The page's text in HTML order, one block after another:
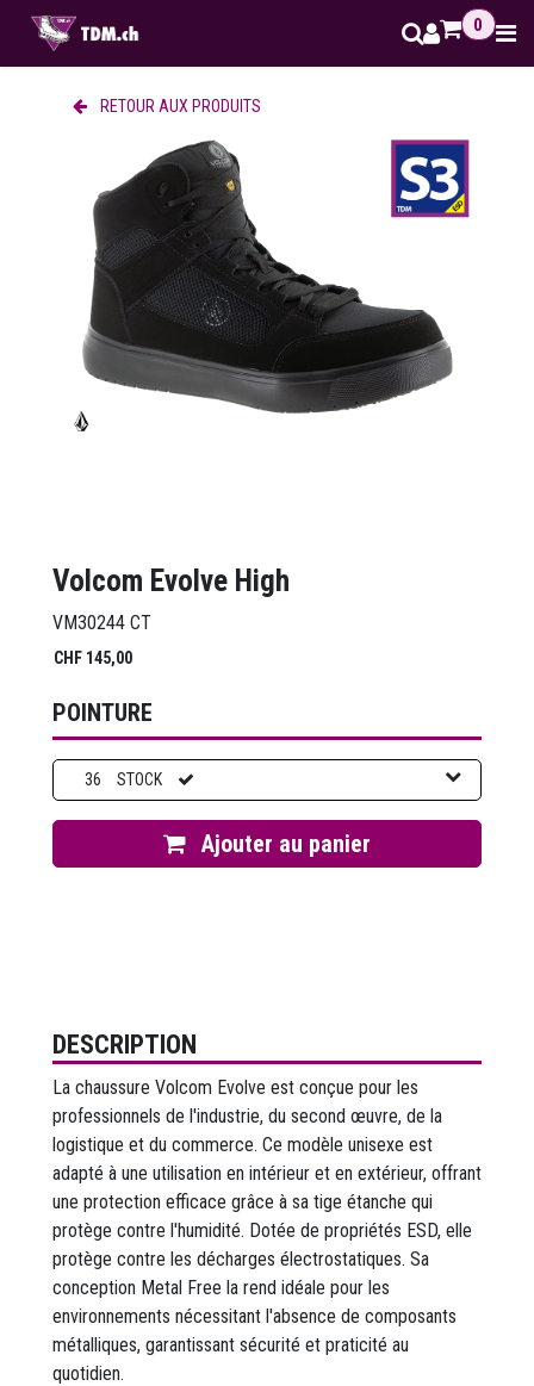
0
RETOUR AUX PRODUITS
Volcom Evolve High
VM30244 CT
CHF 145,00
POINTURE
36 STOCK
Ajouter au panier
DESCRIPTION
La chaussure Volcom Evolve est conçue pour les
professionnels de l'industrie, du second œuvre, de la
logistique et du commerce. Ce modèle unisexe est
adapté à une utilisation en intérieur et en extérieur, offrant
une protection efficace grâce à sa tige étanche qui
protège contre l'humidité. Dotée de propriétés ESD, elle
protège contre les décharges électrostatiques. Sa
conception Metal Free la rend idéale pour les
environnements nécessitant l'absence de composants
métalliques, garantissant sécurité et praticité au
quotidien.